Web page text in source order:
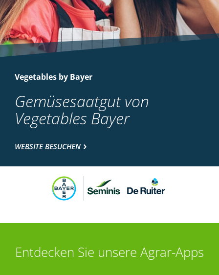
Vegetables by Bayer
Gemüsesaatgut von
Vegetables Bayer
WEBSITE BESUCHEN
Entdecken Sie unsere Agrar-Apps